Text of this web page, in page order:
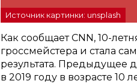
Источник картинки: unsplash
Как сообщает CNN, 10-
гроссмейстера и стала
результата. Предыдущее
в 2019 году в возрасте 10